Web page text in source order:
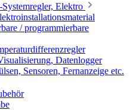
Elektro
/ programmierbare
Datenlogger
Sensoren, Fernanzeige etc.